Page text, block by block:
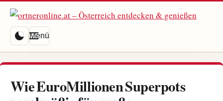
Menü
Wie EuroMillionen Superpots